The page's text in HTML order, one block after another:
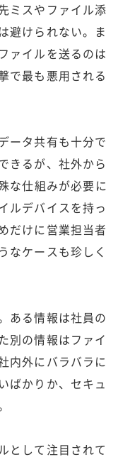
ミスやファイル添
避けられない。ま
ァイルを送るのは
で最も悪用される
ータ共有も十分で
きるが、社外から
な仕組みが必要に
ルデバイスを持っ
だけに営業担当者
なケースも珍しく
ある情報は社員の
別の情報はファイ
内外にバラバラに
ばかりか、セキュ
として注目されて